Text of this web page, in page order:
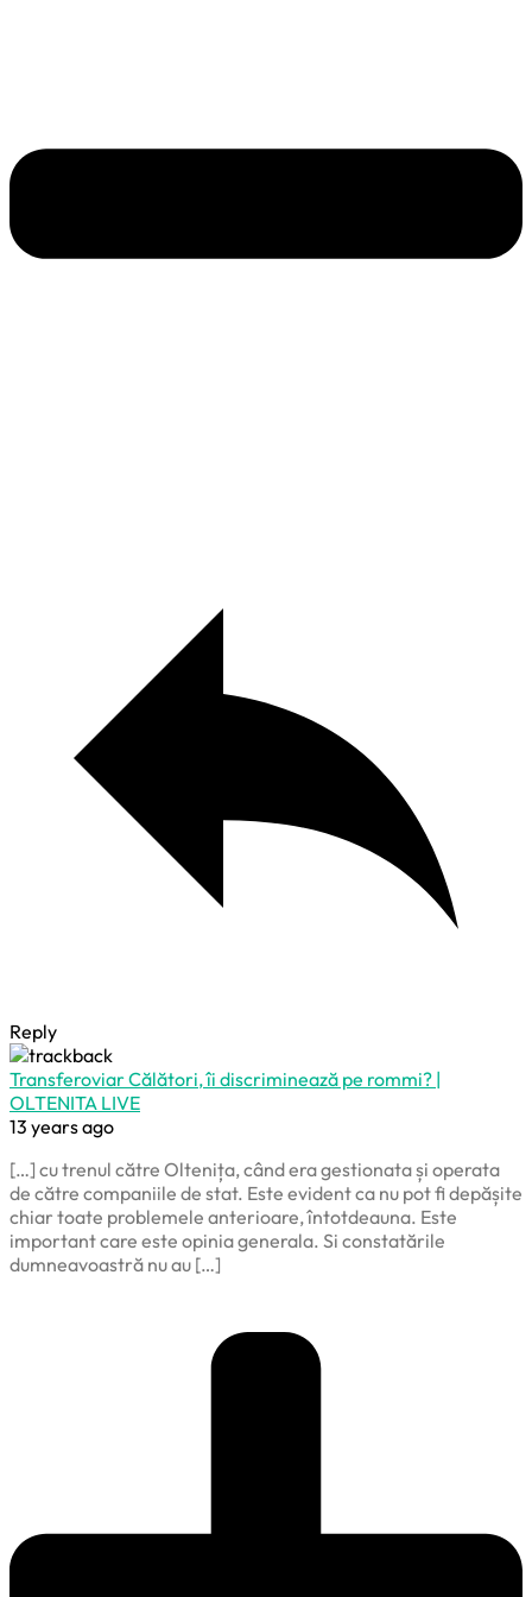
Reply
Transferoviar Călători, îi discriminează pe rommi? |
OLTENITA LIVE
13 years ago
[…] cu trenul către Oltenița, când era gestionata și operata
de către companiile de stat. Este evident ca nu pot fi depășite
chiar toate problemele anterioare, întotdeauna. Este
important care este opinia generala. Si constatările
dumneavoastră nu au […]